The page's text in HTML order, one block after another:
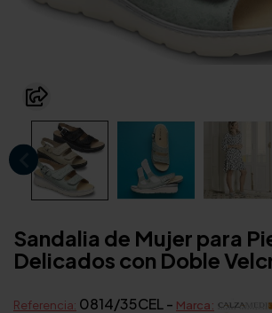
Sandalia de Mujer para
Delicados con Doble
Referencia: 0814/35CEL - Marca: